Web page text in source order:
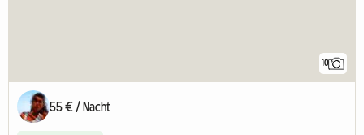
10
55 € / Nacht